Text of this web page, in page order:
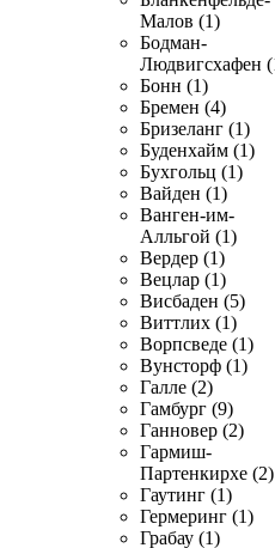
Малов (1)
Бодман-
Людвигсхафен
Бонн (1)
Бремен (4)
Бризеланг (1)
Буденхайм (1)
Бухгольц (1)
Вайден (1)
Ванген-им-
Алльгой (1)
Вердер (1)
Вецлар (1)
Висбаден (5)
Виттлих (1)
Ворпсведе (1)
Вунсторф (1)
Галле (2)
Гамбург (9)
Ганновер (2)
Гармиш-
Партенкирхе (2)
Гаутинг (1)
Гермеринг (1)
Грабау (1)